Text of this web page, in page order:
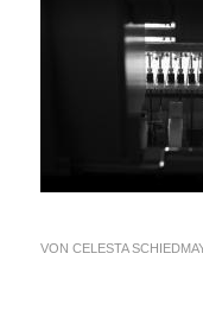
VON CELESTA